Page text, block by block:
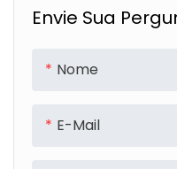
Envie Sua
Nome
E-Mail